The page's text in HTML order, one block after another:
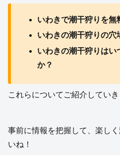
いわきで潮干狩りを無
いわきの潮干狩りの穴
いわきの潮干狩りはい
か？
これらについてご紹介していき
事前に情報を把握して、楽し
いね！